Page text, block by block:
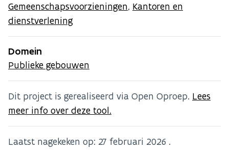
Gemeenschapsvoorzieningen, Kantoren en
dienstverlening
Domein
Publieke gebouwen
Dit project is gerealiseerd via Open Oproep. Lees
meer info over deze tool.
Laatst nagekeken op: 27 februari 2026 .